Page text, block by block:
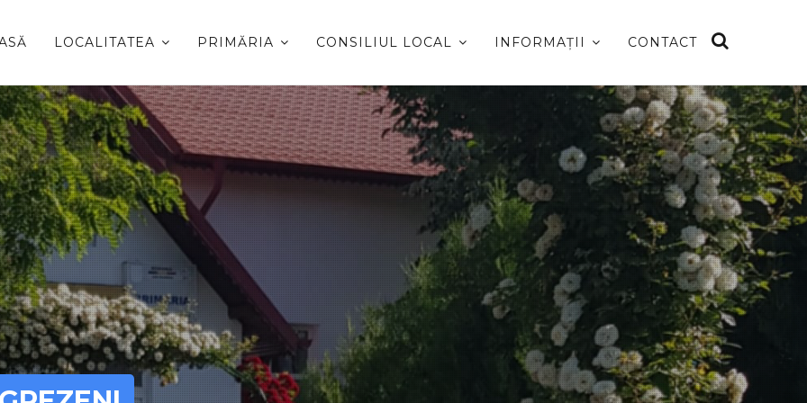
LOCALITATEA PRIMĂRIA CONSILIUL LOCAL INFORMAȚII CONTACT